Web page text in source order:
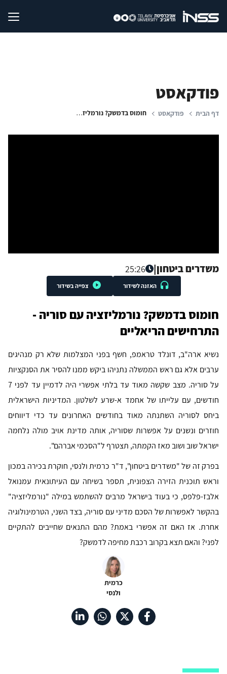
פודקאסט
דף הבית פודקאסט חומוס בדמשק? נורמליזציה עם סוריה - התרחישים הריאליים
משדרים ביטחון|
25:26
האזנה לשידור צפייה בשידור
חומוס בדמשק? נורמליזציה עם סוריה -
התרחישים הריאליים
נשיא ארה"ב, דונלד טראמפ, חשף בפני המצלמות שלא רק מנהיגים
ערבים אלא גם ראש הממשלה נתניהו ביקש ממנו להסיר את הסנקציות
על סוריה. מצב שקשה מאוד עד בלתי אפשרי היה לדמיין עד לפני 7
חודשים, עם עלייתו של אחמד א-שרע לשלטון. המדיניות הישראלית
ביחס לסוריה השתנתה מאוד בחודשים האחרונים עד כדי דיווחים
חוזרים ונשנים על אפשרות שסוריה, אותה מדינת אויב מולה נלחמה
ישראל שוב ושוב מאז הקמתה, תצטרף ל"הסכמי אברהם".
בפרק זה של "משדרים ביטחון", ד"ר כרמית ולנסי, חוקרת בכירה במכון
וראש תוכנית הזירה הצפונית, תספר בשיחה עם העיתונאית עמנואל
אלבז-פלפס, כי בעוד בישראל מרבים להשתמש במילה "נורמליזציה"
בהקשר לאפשרות של הסכם מדיני עם סוריה, בצד השני, הטרמינולוגיה
אחרת. אז האם זה אפשרי באמת? מהם התנאים שחייבים להתקיים
לפני? והאם תצא בקרוב רכבת מחיפה לדמשק?
כרמית
ולנסי